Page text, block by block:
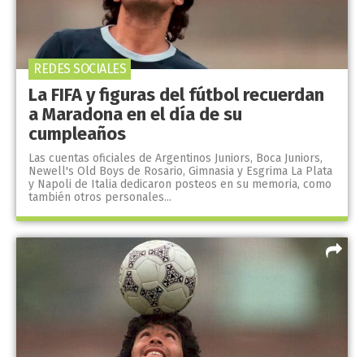
La FIFA y figuras del fútbol recuerdan
a Maradona en el día de su
cumpleaños
Las cuentas oficiales de Argentinos Juniors, Boca Juniors,
Newell's Old Boys de Rosario, Gimnasia y Esgrima La Plata
y Napoli de Italia dedicaron posteos en su memoria, como
también otros personales...
REDES SOCIALES